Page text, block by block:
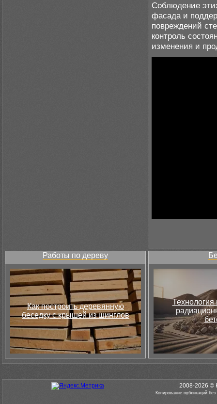
Соблюдение
фасада и
повреждений
контроль
изменения и
Работы по дереву
Как построить деревянную
беседку с крышей из шинглов
Технология
2008-2026 ©
Копирование публикаций